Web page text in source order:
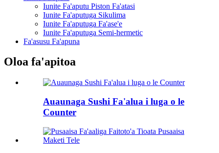
Iunite Fa'aputu Piston Fa'atasi
Iunite Fa'aputuga Sikulima
Iunite Fa'aputuga Fa'ase'e
Iunite Fa'aputuga Semi-hermetic
Fa'asusu Fa'apuna
Oloa fa'apitoa
Auaunaga Sushi Fa'alua i luga o le
Counter